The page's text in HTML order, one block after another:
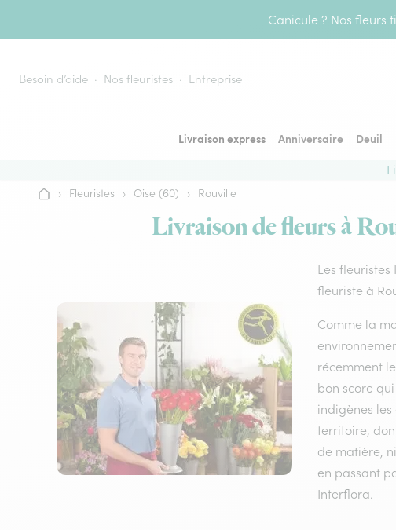
Canicule ? Nos fleurs
Besoin d’aide Nos fleuristes Entreprise
Livraison express Anniversaire Deuil
Accueil
› Fleuristes › Oise (60) › Rouville
Livraison de fleurs à
Les
fleuriste à
Comme la
récemment
bon score
indigènes les
territoire,
de matière,
en passant
Interflora.